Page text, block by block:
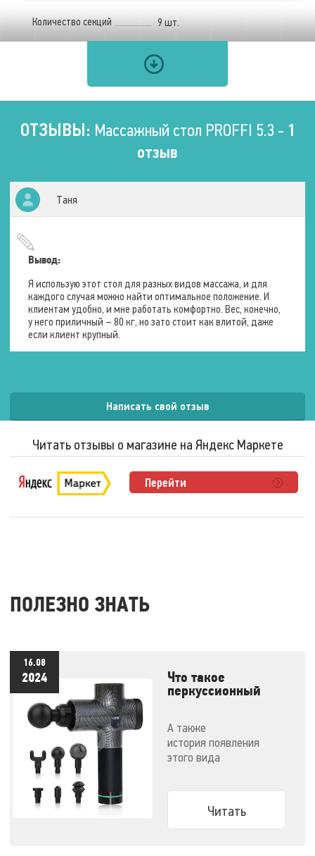
Количество секций 9 шт.
Используемые материалы
Материал рамы
Длина
Ширина
70-110 см.
Условия эксплуатации
Максимальный вес
пользователя
ОТЗЫВЫ: Массажный стол PROFFI 5.3 - 1
отзыв
Таня
Вывод:
Я использую этот стол для разных видов массажа, и для
каждого случая можно найти оптимальное положение. И
клиентам удобно, и мне работать комфортно. Вес, конечно,
у него приличный – 80 кг, но зато стоит как влитой, даже
если клиент крупный.
Написать свой отзыв
Читать отзывы о магазине на Яндекс Маркете
Перейти
ПОЛЕЗНО ЗНАТЬ
16.08
2024
Что такое
перкуссионный
пользоваться
А также
история появления
этого вида
Читать